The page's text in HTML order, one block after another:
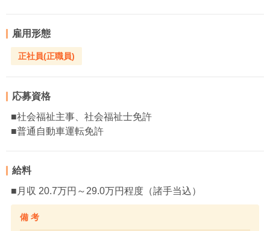
雇用形態
正社員(正職員)
応募資格
■社会福祉主事、社会福祉士免許
■普通自動車運転免許
給料
■月収 20.7万円～29.0万円程度（諸手当込）
備 考